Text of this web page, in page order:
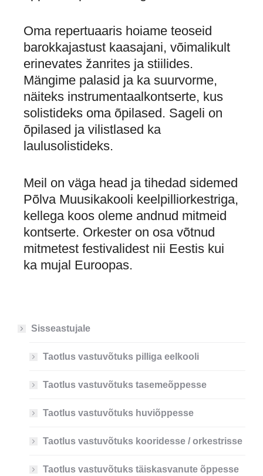
Oma repertuaaris hoiame teoseid
barokkajastust kaasajani, võimalikult
erinevates žanrites ja stiilides.
Mängime palasid ja ka suurvorme,
näiteks instrumentaalkontserte, kus
solistideks oma õpilased. Sageli on
õpilased ja vilistlased ka
laulusolistideks.
Meil on väga head ja tihedad sidemed
Põlva Muusikakooli keelpilliorkestriga,
kellega koos oleme andnud mitmeid
kontserte. Orkester on osa võtnud
mitmetest festivalidest nii Eestis kui
ka mujal Euroopas.
Sisseastujale
Taotlus vastuvõtuks pilliga eelkooli
Taotlus vastuvõtuks tasemeõppesse
Taotlus vastuvõtuks huviõppesse
Taotlus vastuvõtuks kooridesse / orkestrisse
Taotlus vastuvõtuks täiskasvanute õppesse